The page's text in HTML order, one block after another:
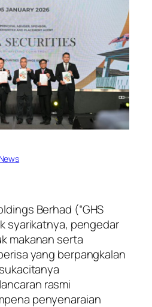
Berhad (“GHS
syarikatnya, pengedar
makanan serta
yang berpangkalan
rasmi
penyenaraian